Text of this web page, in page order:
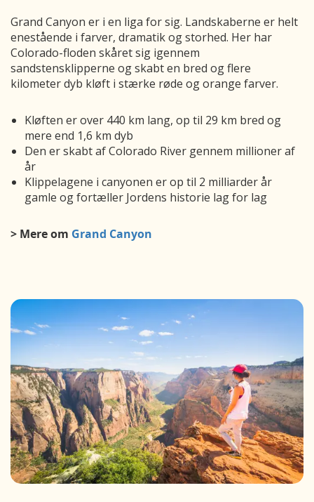
Grand Canyon er i en liga for sig. Landskaberne er helt
enestående i farver, dramatik og storhed. Her har
Colorado-floden skåret sig igennem
sandstensklipperne og skabt en bred og flere
kilometer dyb kløft i stærke røde og orange farver.
Kløften er over 440 km lang, op til 29 km bred og
mere end 1,6 km dyb
Den er skabt af Colorado River gennem millioner af
år
Klippelagene i canyonen er op til 2 milliarder år
gamle og fortæller Jordens historie lag for lag
> Mere om Grand Canyon